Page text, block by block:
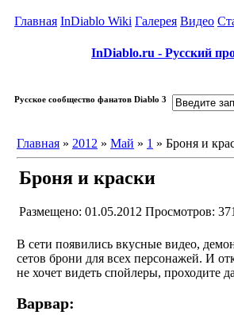
Главная InDiablo Wiki Галерея Видео
InDiablo.ru - Русский
Русское сообщество фанатов Diablo 3
Главная » 2012 » Май » 1 » Броня и
Броня и краски
Размещено: 01.05.2012 Просмотров:
В сети появились вкусные видео,
сетов брони для всех персонажей. И
не хочет видеть спойлеры, проходите
Варвар: